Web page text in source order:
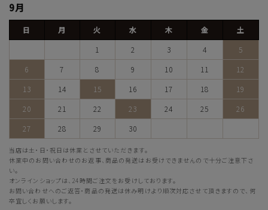
9月
日 月 火 水 木 金
土
1
2 3 4
5
6
7 8 9 10 11
12
13
14 15 16 17 18
19
20
21 22 23 24 25
26
27
28 29 30
当店は土・日・祝日は休業とさせていただきます。
休業中のお問い合わせのお返事、商品の発送はお受けできませんので十分ご注意下さ
い。
オンラインショップは、24時間ご注文をお受けしております。
お問い合わせへのご返答・商品の発送は休み明けより順次対応させて頂きますので、何
卒宜しくお願いします。